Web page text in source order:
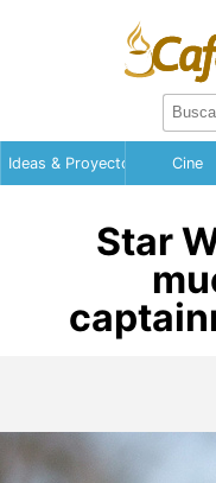
Ideas & Proyectos Cine
Star